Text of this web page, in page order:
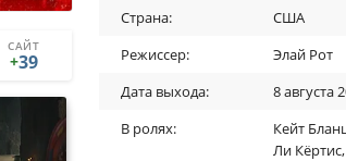
САЙТ
91
+39
Страна:
США
Режиссер:
Элай Рот
Дата выхода:
8 августа
В ролях:
Кейт
Ли Кёртис